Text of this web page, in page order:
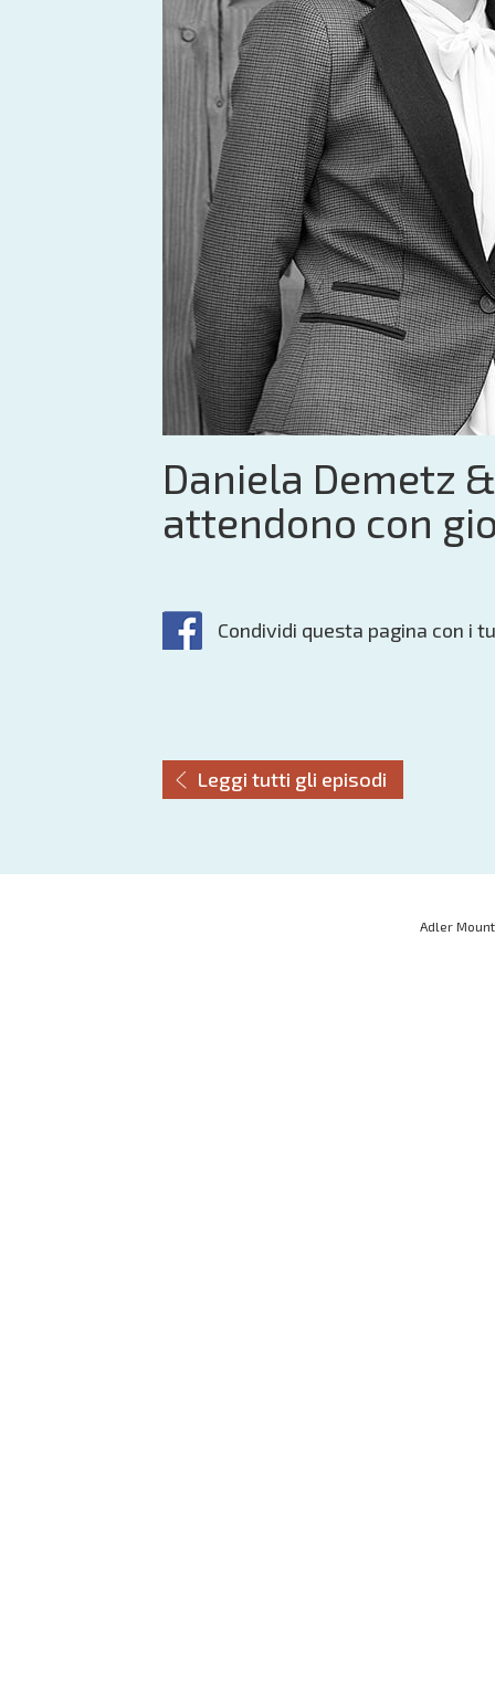
Daniela Demetz
attendono con
Condividi questa pagina con i
Leggi tutti gli episodi
Adler